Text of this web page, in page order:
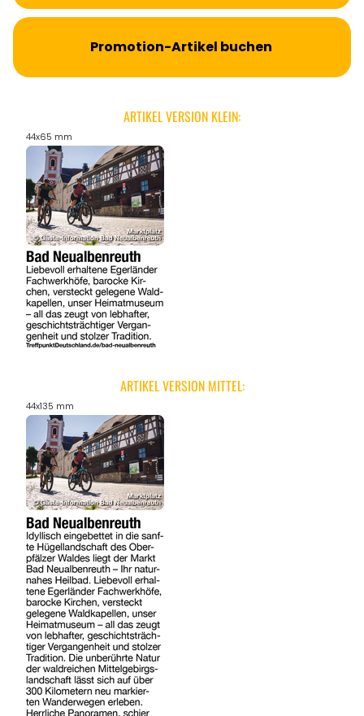
Promotion-Artikel buchen
ARTIKEL VERSION KLEIN:
44x65 mm
ARTIKEL VERSION MITTEL:
44x135 mm